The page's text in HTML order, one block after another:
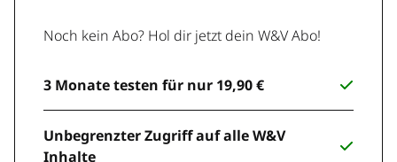
Noch kein Abo? Hol dir jetzt dein W&V Abo!
3 Monate testen für nur 19,90 €
Unbegrenzter Zugriff auf alle W&V
Inhalte